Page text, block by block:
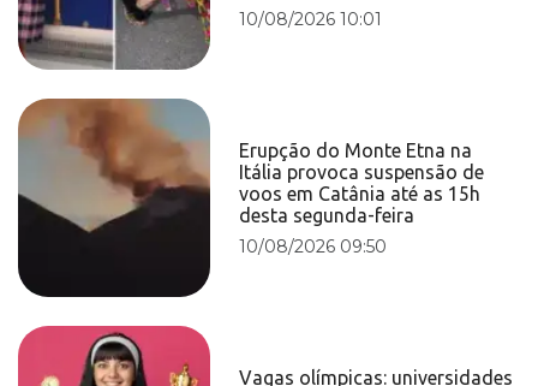
10/08/2026 10:01
Erupção do Monte Etna na
Itália provoca suspensão de
voos em Catânia até as 15h
desta segunda-feira
10/08/2026 09:50
Vagas olímpicas: universidades